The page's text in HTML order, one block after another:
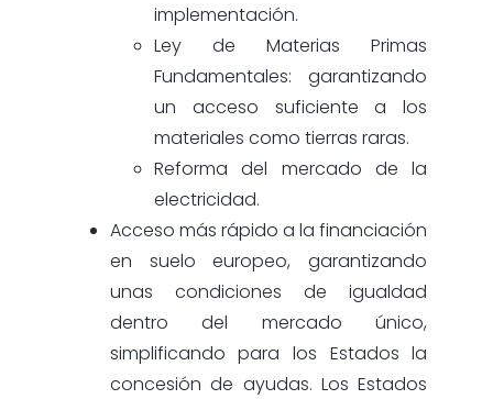
implementación.
Ley de Materias Primas
Fundamentales: garantizando
un acceso suficiente a los
materiales como tierras raras.
Reforma del mercado de la
electricidad.
Acceso más rápido a la financiación
en suelo europeo, garantizando
unas condiciones de igualdad
dentro del mercado único,
simplificando para los Estados la
concesión de ayudas. Los Estados